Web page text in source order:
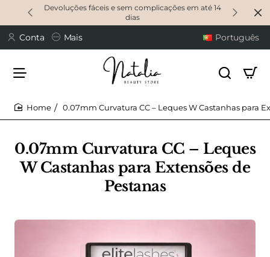
Devoluções fáceis e sem complicações em até 14
dias
Conta Mais Português
0.07mm Curvatura CC – Leques
W Castanhas para Extensões de
Pestanas
0.07mm Curvatura CC – Leques W Castanhas para